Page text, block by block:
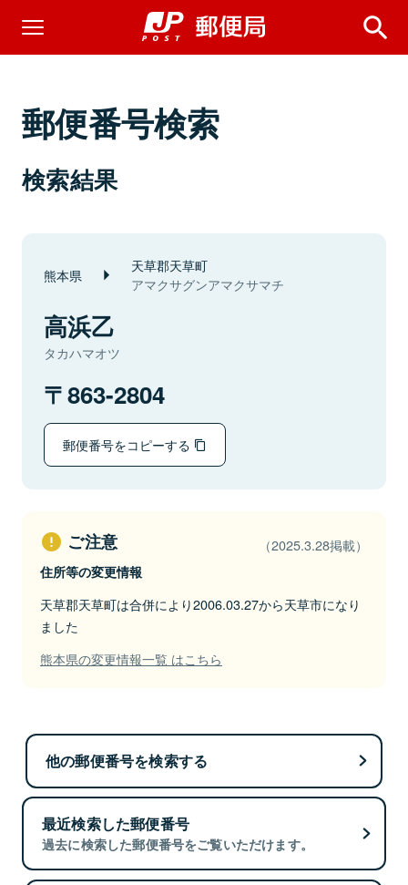
郵便番号検索
検索結果
熊本県 天草郡天草町
アマクサグンアマクサマチ
高浜乙
タカハマオツ
863-2804
郵便番号をコピーする
ご注意 （2025.3.28掲載）
住所等の変更情報
天草郡天草町は合併により2006.03.27から天草市になり
ました
熊本県の変更情報一覧 はこちら
他の郵便番号を検索する
最近検索した郵便番号
過去に検索した郵便番号をご覧いただけます。